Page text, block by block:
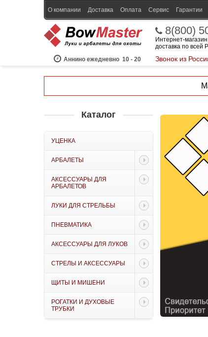
О компании Доставка Оплата Сервис Гарантии
Аннино ежедневно 10 - 20
8(800)
Интернет-магазин
доставка по всей
Звонок из
Каталог
УЦЕНКА
АРБАЛЕТЫ
АКСЕССУАРЫ ДЛЯ
АРБАЛЕТОВ
ЛУКИ ДЛЯ СТРЕЛЬБЫ
ПНЕВМАТИКА
АКСЕССУАРЫ ДЛЯ ЛУКОВ
СТРЕЛЫ И АКСЕССУАРЫ
ЩИТЫ И МИШЕНИ
РОГАТКИ И ДУХОВЫЕ
ТРУБКИ